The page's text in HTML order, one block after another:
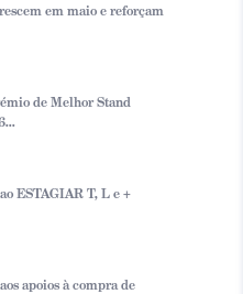
em maio e reforçam
de Melhor Stand
ESTAGIAR T, L e +
apoios à compra de